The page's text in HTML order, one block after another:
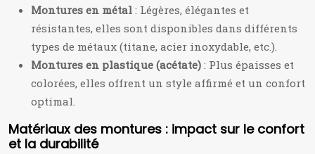
Montures en métal : Légères, élégantes et
résistantes, elles sont disponibles dans différents
types de métaux (titane, acier inoxydable, etc.).
Montures en plastique (acétate) : Plus épaisses et
colorées, elles offrent un style affirmé et un confort
optimal.
Matériaux des montures : impact sur le confort
et la durabilité